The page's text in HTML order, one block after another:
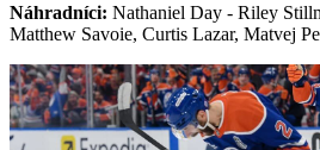
Náhradníci: Nathaniel Day - Riley
Matthew Savoie, Curtis Lazar, Matvej